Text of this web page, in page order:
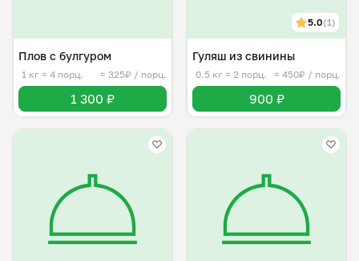
Плов с булгуром
1 кг ≈ 4 порц. ≈ 325₽ / порц.
1 300 ₽
5.0(1)
Гуляш из свинины
0.5 кг ≈ 2 порц. ≈ 450₽ / порц.
900 ₽